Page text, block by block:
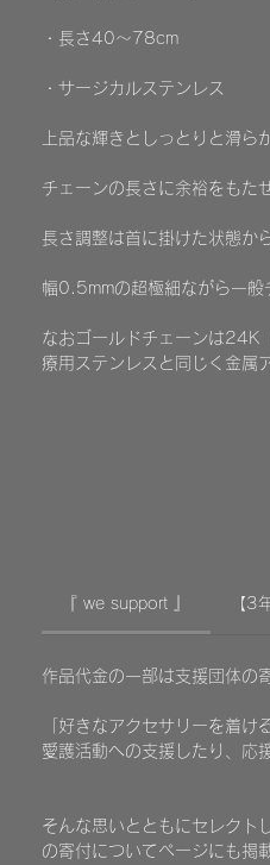
・長さ40～78cm
・サージカルステンレス
上品な輝きとしっとりと滑ら
チェーンの長さに余裕をもた
長さ調整は首に掛けた状態か
幅0.5mmの超極細ながら一般
なおゴールドチェーンは24K
療用ステンレスと同じく金属
『 we support 』 【3
作品代金の一部は支援団体の
「好きなアクセサリーを着
愛護活動への支援したり、応
そんな思いとともにセレクト
の寄付についてページにも掲